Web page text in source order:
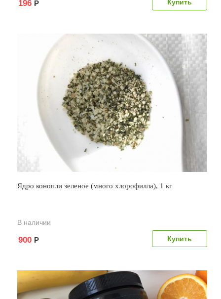
196 Р
Ядро конопли зеленое (много хлорофилла), 1 кг
В наличии
900 Р